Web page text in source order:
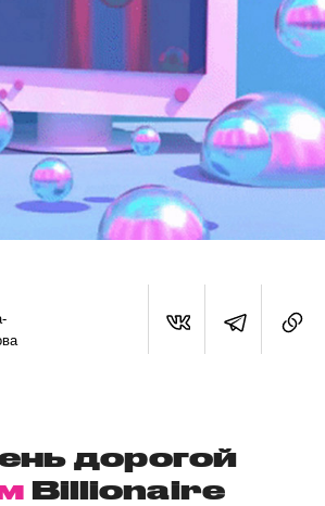
дорогой
Billionaire